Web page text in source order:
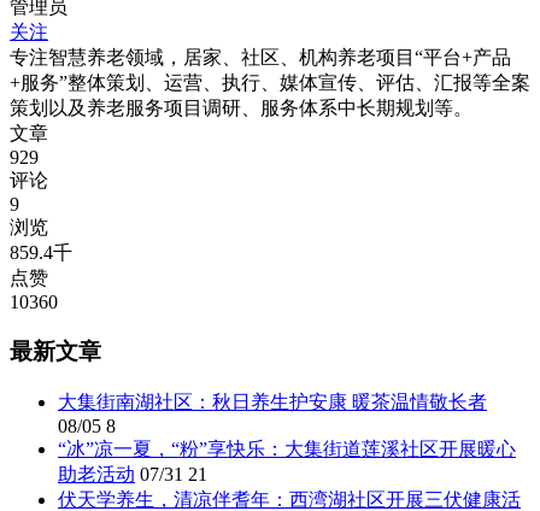
管理员
关注
专注智慧养老领域，居家、社区、机构养老项目“平台+产品
+服务”整体策划、运营、执行、媒体宣传、评估、汇报等全案
策划以及养老服务项目调研、服务体系中长期规划等。
文章
929
评论
9
浏览
859.4千
点赞
10360
最新文章
大集街南湖社区：秋日养生护安康 暖茶温情敬长者
08/05 8
“冰”凉一夏，“粉”享快乐：大集街道莲溪社区开展暖心
助老活动 07/31 21
伏天学养生，清凉伴耆年：西湾湖社区开展三伏健康活